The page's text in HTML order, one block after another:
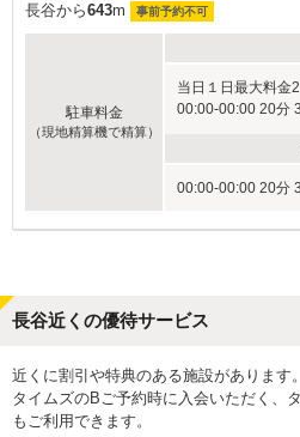
長谷から643m 事前予約不可
駐車料金
（現地精算機で精算）
当日１日最大料金
00:00-00:00 20分
00:00-00:00 20分
長谷近くの優待サービス
近くに割引や特典のある施設があります。
タイムズのBご予約時に入会いただく、
もご利用できます。